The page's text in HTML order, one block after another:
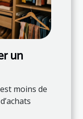
un
moins de